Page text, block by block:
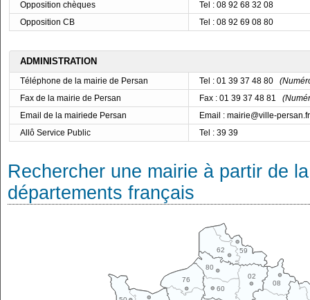
Opposition chèques
Tel : 08 92 68 32 08
Opposition CB
Tel : 08 92 69 08 80
ADMINISTRATION
Téléphone de la mairie de Persan Tel : 01 39 37 48 80
Fax de la mairie de Persan
Fax : 01 39 37 48 81
Email de la mairiede Persan
Email : mairie@ville-persan.fr
Allô Service Public
Tel : 39 39
Rechercher une mairie à partir de
départements français
59
60
62
02
08
76
80